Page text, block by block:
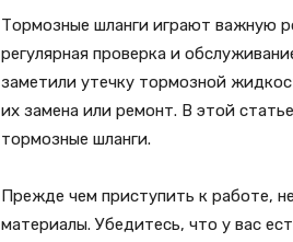
Тормозные шланги играют важную
регулярная проверка и
заметили утечку тормозной
их замена или ремонт. В этой
тормозные шланги.
Прежде чем приступить к работе,
материалы. Убедитесь, что у вас